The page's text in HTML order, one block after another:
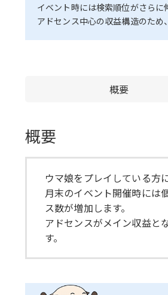
イベント時には検索順位がさらに
アドセンス中心の収益構造のため
概要
概要
ウマ娘をプレイしている方
月末のイベント開催時には
ス数が増加します。
アドセンスがメイン収益と
す。